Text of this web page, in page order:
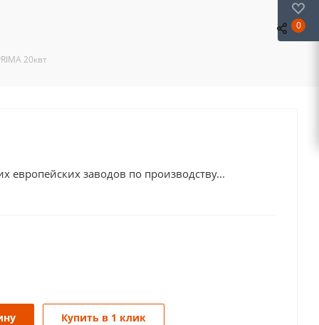
20квт
европейских заводов по производству...
Купить в 1 клик
0